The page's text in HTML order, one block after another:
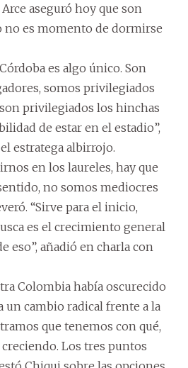
aseguró hoy que son
no es momento de dormirse
es algo único. Son
somos privilegiados
privilegiados los hinchas
de estar en el estadio”,
estratega albirrojo.
en los laureles, hay que
no somos mediocres
“Sirve para el inicio,
es el crecimiento general
eso”, añadió en charla con
Colombia había oscurecido
un cambio radical frente a la
que tenemos con qué,
Los tres puntos